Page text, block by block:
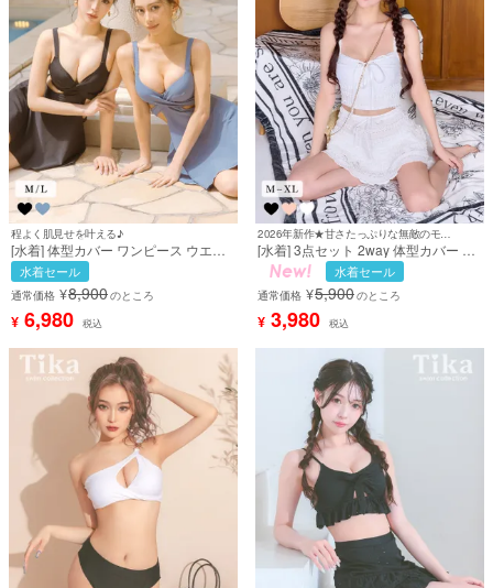
程よく肌見せを叶える♪
[水着] 体型カバー ワンピース ウエス
トカット バストクロス バックリボン
カジュアル シンプル ギャル ビキニ ダ
スティブルー ブラック 黒 Lサイズあ
り 大きいサイズ (せいせい/あいみ着
用) [tk-swsq20073]
水着セール
通常価格 ¥8,900のところ
¥ 6,980 税込
2026年新作★甘さたっぷりな無敵のモテ水着♡
[水着] 3点セット 2way 体型カバー ビ
スチェ タンキニ リボン スカートタイ
プ 洋服みたいな ガーリー レース ホワ
イト 白 Lサイズあり 大きいサイズ ビ
キニ (聖菜着用) [tk-sw25277a]
水着セール
通常価格 ¥5,900のところ
¥ 3,980 税込